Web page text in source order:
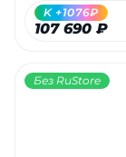
107 690 ₽
K +1076₽
Без RuStore